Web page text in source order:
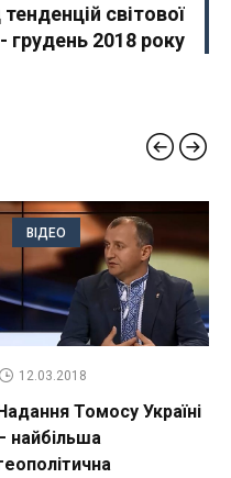
світової
грудень 2018 року
ВІДЕО
12.03.2018
Томосу Україні
найбільша